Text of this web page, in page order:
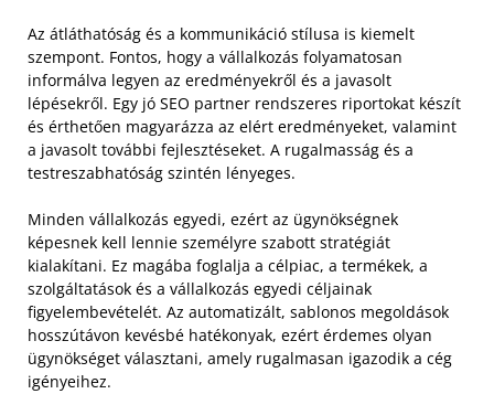
Az átláthatóság és a kommunikáció stílusa is kiemelt
szempont. Fontos, hogy a vállalkozás folyamatosan
informálva legyen az eredményekről és a javasolt
lépésekről. Egy jó SEO partner rendszeres riportokat készít
és érthetően magyarázza az elért eredményeket, valamint
a javasolt további fejlesztéseket. A rugalmasság és a
testreszabhatóság szintén lényeges.
Minden vállalkozás egyedi, ezért az ügynökségnek
képesnek kell lennie személyre szabott stratégiát
kialakítani. Ez magába foglalja a célpiac, a termékek, a
szolgáltatások és a vállalkozás egyedi céljainak
figyelembevételét. Az automatizált, sablonos megoldások
hosszútávon kevésbé hatékonyak, ezért érdemes olyan
ügynökséget választani, amely rugalmasan igazodik a cég
igényeihez.